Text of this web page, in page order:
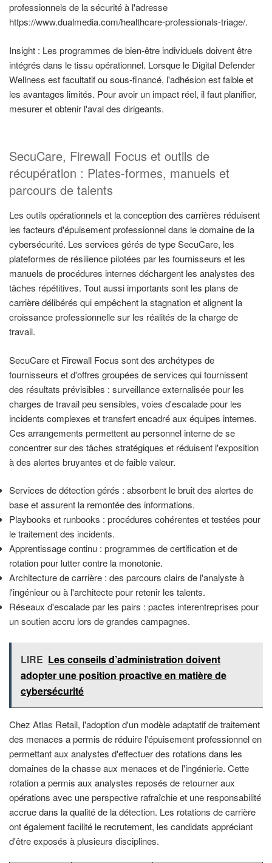
professionnels de la sécurité à l'adresse
https://www.dualmedia.com/healthcare-professionals-triage/.
Insight : Les programmes de bien-être individuels doivent être
intégrés dans le tissu opérationnel. Lorsque le Digital Defender
Wellness est facultatif ou sous-financé, l'adhésion est faible et
les avantages limités. Pour avoir un impact réel, il faut planifier,
mesurer et obtenir l'aval des dirigeants.
SecuCare, Firewall Focus et outils de
récupération : Plates-formes, manuels et
parcours de talents
Les outils opérationnels et la conception des carrières réduisent
les facteurs d'épuisement professionnel dans le domaine de la
cybersécurité. Les services gérés de type SecuCare, les
plateformes de résilience pilotées par les fournisseurs et les
manuels de procédures internes déchargent les analystes des
tâches répétitives. Tout aussi importants sont les plans de
carrière délibérés qui empêchent la stagnation et alignent la
croissance professionnelle sur les réalités de la charge de
travail.
SecuCare et Firewall Focus sont des archétypes de
fournisseurs et d'offres groupées de services qui fournissent
des résultats prévisibles : surveillance externalisée pour les
charges de travail peu sensibles, voies d'escalade pour les
incidents complexes et transfert encadré aux équipes internes.
Ces arrangements permettent au personnel interne de se
concentrer sur des tâches stratégiques et réduisent l'exposition
à des alertes bruyantes et de faible valeur.
Services de détection gérés : absorbent le bruit des alertes de
base et assurent la remontée des informations.
Playbooks et runbooks : procédures cohérentes et testées pour
le traitement des incidents.
Apprentissage continu : programmes de certification et de
rotation pour lutter contre la monotonie.
Architecture de carrière : des parcours clairs de l'analyste à
l'ingénieur ou à l'architecte pour retenir les talents.
Réseaux d'escalade par les pairs : pactes interentreprises pour
un soutien accru lors de grandes campagnes.
LIRE Les conseils d’administration doivent
adopter une position proactive en matière de
cybersécurité
Chez Atlas Retail, l'adoption d'un modèle adaptatif de traitement
des menaces a permis de réduire l'épuisement professionnel en
permettant aux analystes d'effectuer des rotations dans les
domaines de la chasse aux menaces et de l'ingénierie. Cette
rotation a permis aux analystes reposés de retourner aux
opérations avec une perspective rafraîchie et une responsabilité
accrue dans la qualité de la détection. Les rotations de carrière
ont également facilité le recrutement, les candidats appréciant
d'être exposés à plusieurs disciplines.